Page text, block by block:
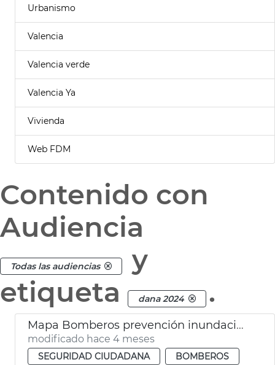
Urbanismo
Valencia
Valencia verde
Valencia Ya
Vivienda
Web FDM
Contenido con
Audiencia
Todas las audiencias
y
etiqueta
dana 2024 .
Mapa Bomberos prevención inundaciones fluviales
modificado hace 4 meses
SEGURIDAD CIUDADANA
BOMBEROS